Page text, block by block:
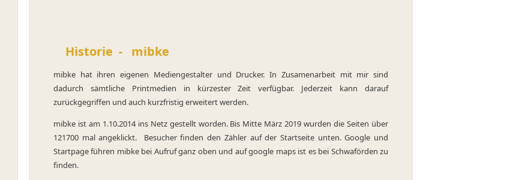
Historie - mibke
mibke hat ihren eigenen Mediengestalter und Drucker. In Zusamenarbeit mit mir sind
dadurch sämtliche Printmedien in kürzester Zeit verfügbar. Jederzeit kann darauf
zurückgegriffen und auch kurzfristig erweitert werden.
mibke ist am 1.10.2014 ins Netz gestellt worden. Bis Mitte März 2019 wurden die Seiten über
121700 mal angeklickt. Besucher finden den Zähler auf der Startseite unten. Google und
Startpage führen mibke bei Aufruf ganz oben und auf google maps ist es bei Schwaförden zu
finden.